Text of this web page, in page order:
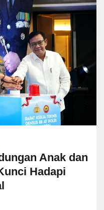
Anak dan
Hadapi